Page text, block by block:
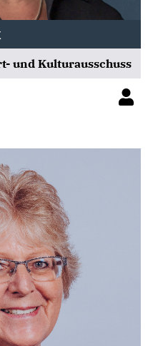
und Kulturausschuss